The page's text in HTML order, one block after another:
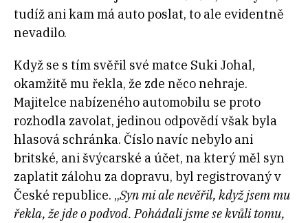
tudíž ani kam má auto poslat, to ale evidentně
nevadilo.
Když se s tím svěřil své matce Suki Johal,
okamžitě mu řekla, že zde něco nehraje.
Majitelce nabízeného automobilu se proto
rozhodla zavolat, jedinou odpovědí však byla
hlasová schránka. Číslo navíc nebylo ani
britské, ani švýcarské a účet, na který měl syn
zaplatit zálohu za dopravu, byl registrovaný v
České republice. „Syn mi ale nevěřil, když jsem mu
řekla, že jde o podvod. Pohádali jsme se kvůli tomu,